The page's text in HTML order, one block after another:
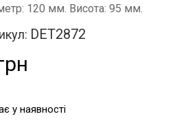
120 мм. Висота: 95 мм.
DET2872
у наявності